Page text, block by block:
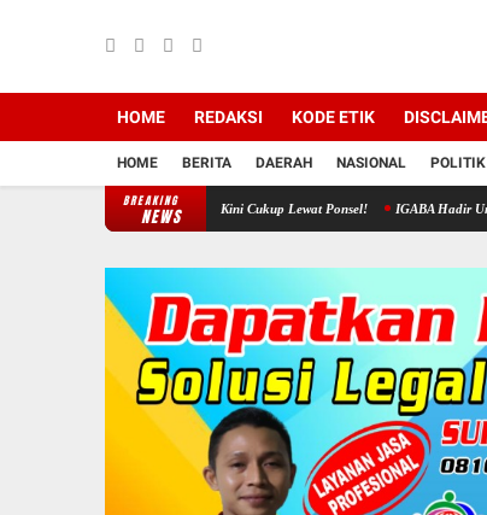
HOME REDAKSI KODE ETIK
HOME BERITA DAERAH NASIONAL POLITIK
BREAKING
NEWS
Rumah Ibadah Kini Cukup Lewat Ponsel! IGABA Hadir Untuk Perkuat